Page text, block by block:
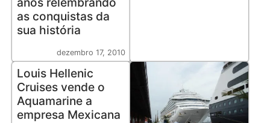
as conquistas da
sua história
dezembro 17, 2010
Louis Hellenic
Cruises vende o
Aquamarine a
empresa Mexicana